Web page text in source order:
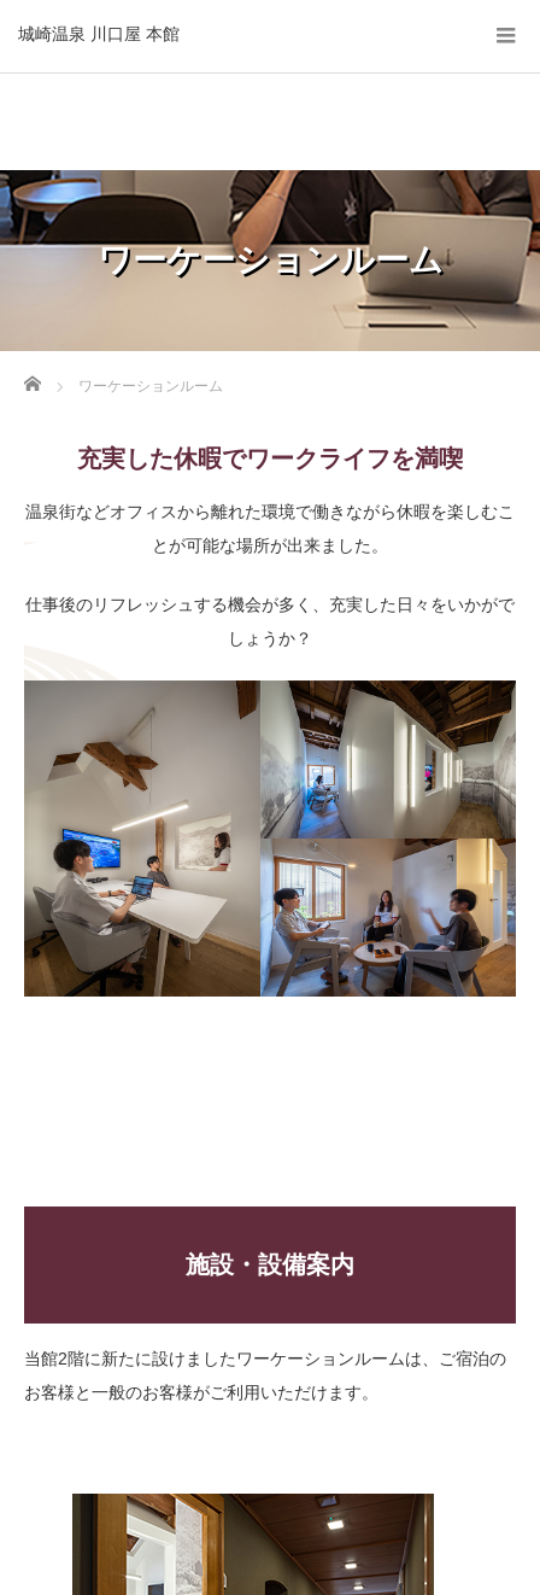
城崎温泉 川口屋 本館
ワーケーションルーム
Home ワーケーションルーム
充実した休暇でワークライフを満喫
温泉街などオフィスから離れた環境で働きながら休暇を楽しむこ
とが可能な場所が出来ました。
仕事後のリフレッシュする機会が多く、充実した日々をいかがで
しょうか？
施設・設備案内
当館2階に新たに設けましたワーケーションルームは、ご宿泊の
お客様と一般のお客様がご利用いただけます。